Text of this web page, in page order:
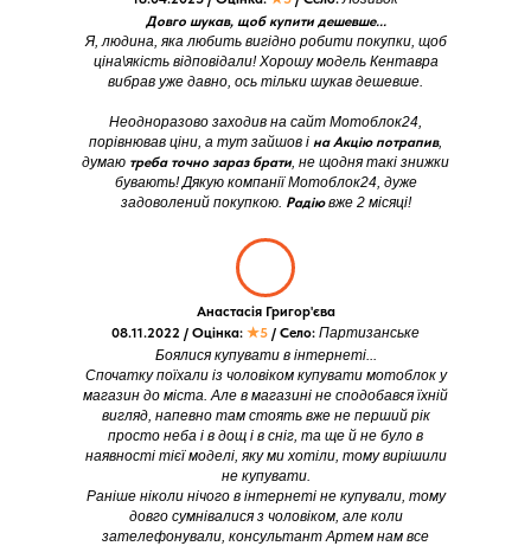
Боялися купувати в інтернеті...
Спочатку поїхали із чоловіком купувати мотоблок у
магазин до міста. Але в магазині не сподобався їхній
вигляд, напевно там стоять вже не перший рік
просто неба і в дощ і в сніг, та ще й не було в
наявності тієї моделі, яку ми хотіли, тому вирішили
не купувати.
Раніше ніколи нічого в інтернеті не купували, тому
довго сумнівалися з чоловіком, але коли
зателефонували, консультант Артем нам все
Анастасія Григор'єва
08.11.2022 / Оцінка: ★5 / Село: Партизанське
Довго шукав, щоб купити дешевше...
Я, людина, яка любить вигідно робити покупки, щоб
ціна\якість відповідали! Хорошу модель Кентавра
вибрав уже давно, ось тільки шукав дешевше.
Неодноразово заходив на сайт Мотоблок24,
порівнював ціни, а тут зайшов і на Акцію потрапив,
думаю треба точно зараз брати, не щодня такі знижки
бувають! Дякую компанії Мотоблок24, дуже
задоволений покупкою. Радіювже 2 місяці!